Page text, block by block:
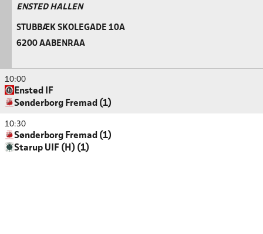
ENSTED HALLEN
STUBBÆK SKOLEGADE 10A
6200 AABENRAA
10:00
Ensted IF
Sønderborg Fremad (1)
10:30
Sønderborg Fremad (1)
Starup UIF (H) (1)